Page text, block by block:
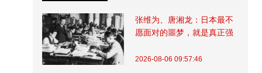
张维为、唐湘龙：日本最不
愿面对的噩梦，就是真正强
2026-08-06 09:57:46